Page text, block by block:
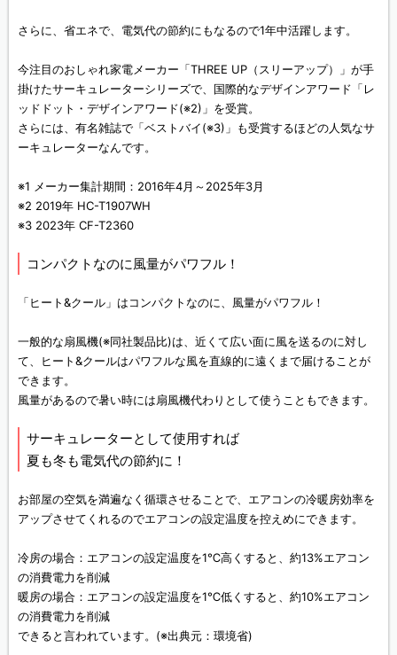
さらに、省エネで、電気代の節約にもなるので1年中活躍します。
今注目のおしゃれ家電メーカー「THREE UP（スリーアップ）」が手
掛けたサーキュレーターシリーズで、国際的なデザインアワード「レ
ッドドット・デザインアワード(※2)」を受賞。
さらには、有名雑誌で「ベストバイ(※3)」も受賞するほどの人気なサ
ーキュレーターなんです。
※1 メーカー集計期間：2016年4月～2025年3月
※2 2019年 HC-T1907WH
※3 2023年 CF-T2360
コンパクトなのに風量がパワフル！
「ヒート&クール」はコンパクトなのに、風量がパワフル！
一般的な扇風機(※同社製品比)は、近くて広い面に風を送るのに対し
て、ヒート&クールはパワフルな風を直線的に遠くまで届けることが
できます。
風量があるので暑い時には扇風機代わりとして使うこともできます。
サーキュレーターとして使用すれば
夏も冬も電気代の節約に！
お部屋の空気を満遍なく循環させることで、エアコンの冷暖房効率を
アップさせてくれるのでエアコンの設定温度を控えめにできます。
冷房の場合：エアコンの設定温度を1℃高くすると、約13%エアコン
の消費電力を削減
暖房の場合：エアコンの設定温度を1℃低くすると、約10%エアコン
の消費電力を削減
できると言われています。(※出典元：環境省)